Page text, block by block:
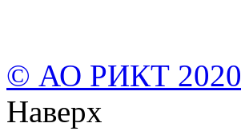
© АО РИКТ 2020
Наверх